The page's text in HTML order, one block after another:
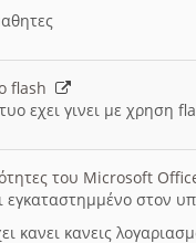
flash
εχει γινει με χρηση
του Microsoft
εγκαταστημμένο στον
κανει κανεις